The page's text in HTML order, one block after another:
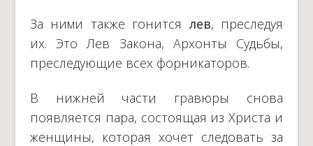
За ними также гонится лев, преследуя
их. Это Лев Закона, Архонты Судьбы,
преследующие всех форникаторов.
В нижней части гравюры снова
появляется пара, состоящая из Христа и
женщины, которая хочет следовать за